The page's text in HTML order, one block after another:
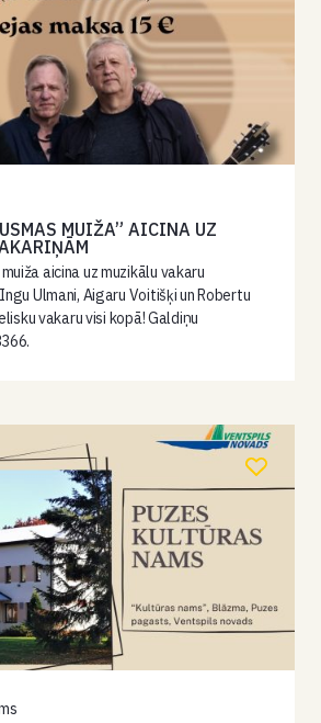
MUIŽA” AICINA UZ
aicina uz muzikālu vakaru
Ulmani, Aigaru Voitišķi un Robertu
vakaru visi kopā! Galdiņu